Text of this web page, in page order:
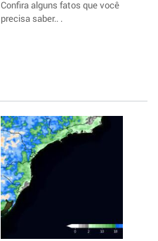
Confira alguns fatos que você
precisa saber.. .